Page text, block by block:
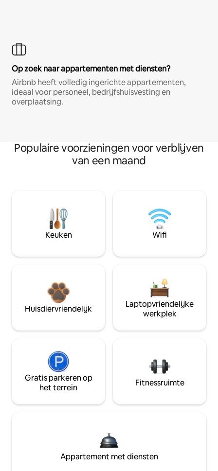
Op zoek naar appartementen met diensten?
Airbnb heeft volledig ingerichte appartementen,
ideaal voor personeel, bedrijfshuisvesting en
overplaatsing.
Populaire voorzieningen voor verblijven
van een maand
Keuken Wifi
Huisdiervriendelijk
Laptopvriendelijke
werkplek
Gratis parkeren op
het terrein
Fitnessruimte
Appartement met diensten